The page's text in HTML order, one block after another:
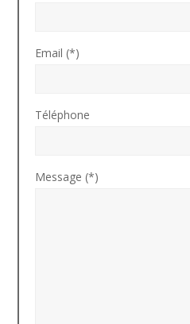
Email (*)
Téléphone
Message (*)